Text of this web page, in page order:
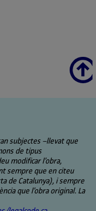
Scroll
subjectes –llevat que
de tipus
modificar l’obra,
sempre que en citeu
de Catalunya), i sempre
que l’obra original. La